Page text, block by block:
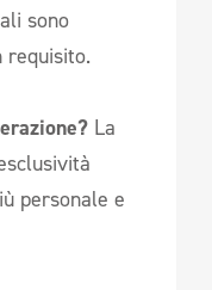
sono
requisito.
La
personale e